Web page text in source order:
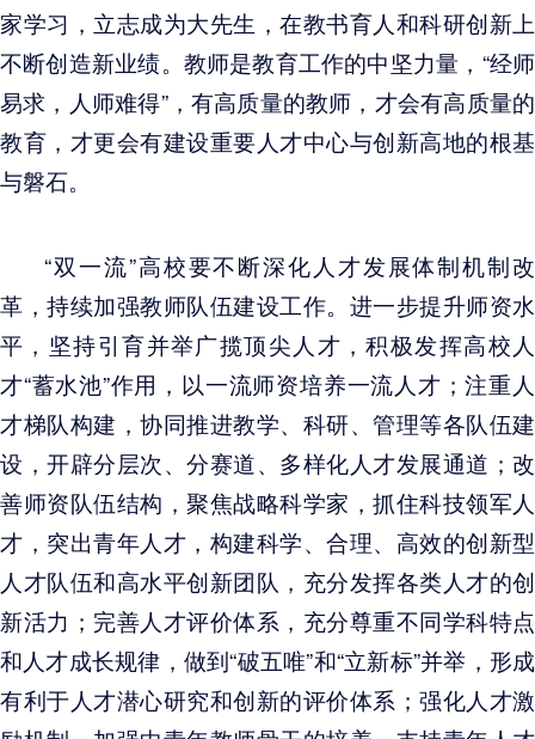
家学习，立志成为大先生，在教书育人和科研创新上
不断创造新业绩。教师是教育工作的中坚力量，“经师
易求，人师难得”，有高质量的教师，才会有高质量的
教育，才更会有建设重要人才中心与创新高地的根基
与磐石。
“双一流”高校要不断深化人才发展体制机制改
革，持续加强教师队伍建设工作。进一步提升师资水
平，坚持引育并举广揽顶尖人才，积极发挥高校人
才“蓄水池”作用，以一流师资培养一流人才；注重人
才梯队构建，协同推进教学、科研、管理等各队伍建
设，开辟分层次、分赛道、多样化人才发展通道；改
善师资队伍结构，聚焦战略科学家，抓住科技领军人
才，突出青年人才，构建科学、合理、高效的创新型
人才队伍和高水平创新团队，充分发挥各类人才的创
新活力；完善人才评价体系，充分尊重不同学科特点
和人才成长规律，做到“破五唯”和“立新标”并举，形成
有利于人才潜心研究和创新的评价体系；强化人才激